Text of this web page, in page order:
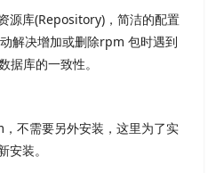
库(Repository)，简洁的配置
解决增加或删除rpm 包时遇到
据库的一致性。
不需要另外安装，这里为了实
装。